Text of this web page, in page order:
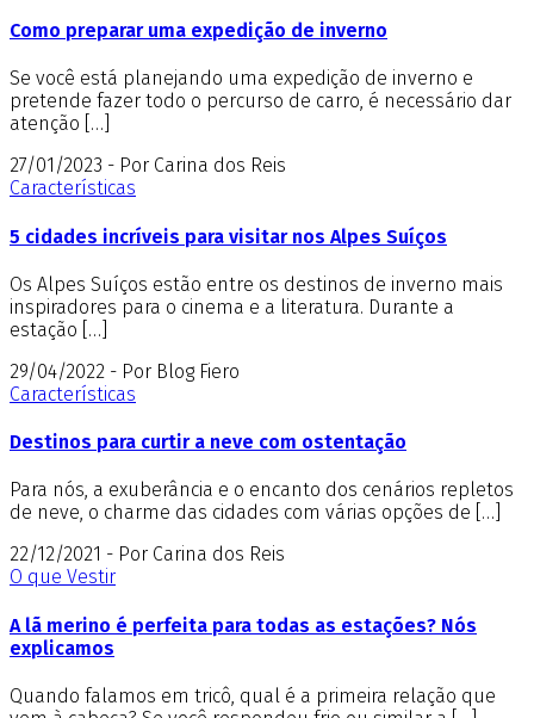
Como preparar uma expedição de inverno
Se você está planejando uma expedição de inverno e
pretende fazer todo o percurso de carro, é necessário dar
atenção […]
27/01/2023 - Por Carina dos Reis
Características
5 cidades incríveis para visitar nos Alpes Suíços
Os Alpes Suíços estão entre os destinos de inverno mais
inspiradores para o cinema e a literatura. Durante a
estação […]
29/04/2022 - Por Blog Fiero
Características
Destinos para curtir a neve com ostentação
Para nós, a exuberância e o encanto dos cenários repletos
de neve, o charme das cidades com várias opções de […]
22/12/2021 - Por Carina dos Reis
O que Vestir
A lã merino é perfeita para todas as estações? Nós
explicamos
Quando falamos em tricô, qual é a primeira relação que